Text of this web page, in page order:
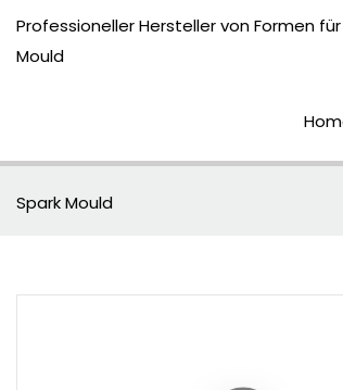
Professioneller Hersteller von Formen
Mould
Spark Mould